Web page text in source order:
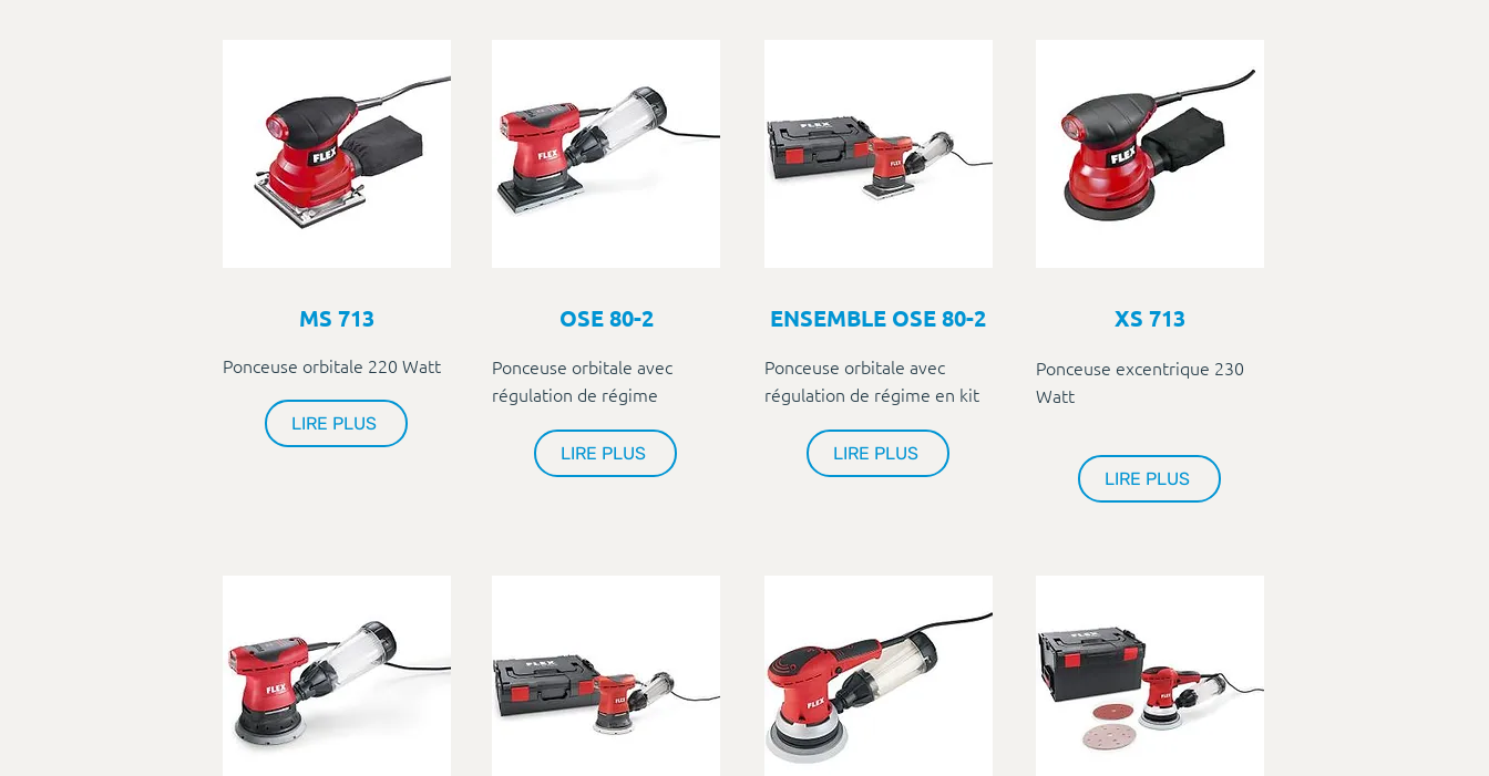
MS 713
Ponceuse orbitale 220 Watt
LIRE PLUS
OSE 80-2
LIRE PLUS
Ponceuse orbitale avec
régulation de régime
ENSEMBLE OSE 80-2
LIRE PLUS
Ponceuse orbitale avec
régulation de régime en kit
XS 713
Ponceuse excentrique 230
Watt
LIRE PLUS